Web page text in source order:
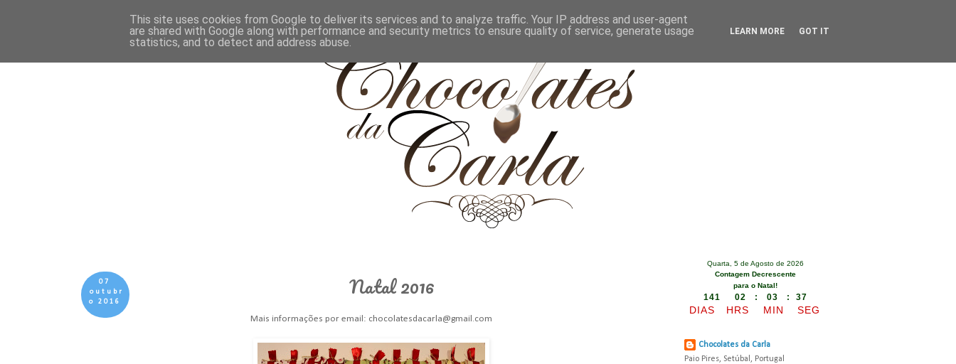
07
outubr
o 2016
Natal 2016
Mais informações por email: chocolatesdacarla@gmail.com
Quarta, 5 de Agosto de 2026
Contagem Decrescente
para o Natal!
141 02 : 03 : 36
DIAS HRS MIN SEG
Chocolates da Carla
Paio Pires, Setúbal, Portugal
This site uses cookies from Google to deliver its services and to analyze traffic. Your IP address and user-agent
are shared with Google along with performance and security metrics to ensure quality of service, generate usage
statistics, and to detect and address abuse.
LEARN MORE GOT IT